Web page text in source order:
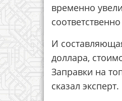
временно
И
доллара,
Заправки на
сказал эксперт.